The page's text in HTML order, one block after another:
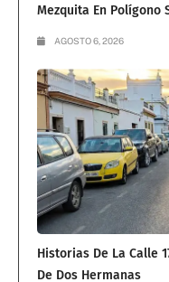
Mezquita En Polígono
AGOSTO 6, 2026
Historias De La Calle
De Dos Hermanas